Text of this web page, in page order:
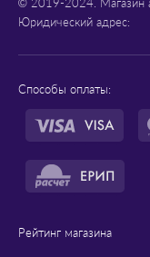
Юридический адрес:
Способы оплаты:
Рейтинг магазина